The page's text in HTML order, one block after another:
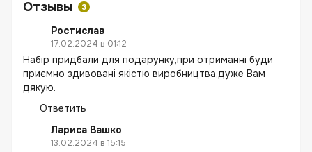
Отзывы 3
Ростислав
17.02.2024 в 01:12
Набір придбали для подарунку,при отриманні буди
приємно здивовані якістю виробництва,дуже Вам
дякую.
Ответить
Лариса Вашко
13.02.2024 в 15:15